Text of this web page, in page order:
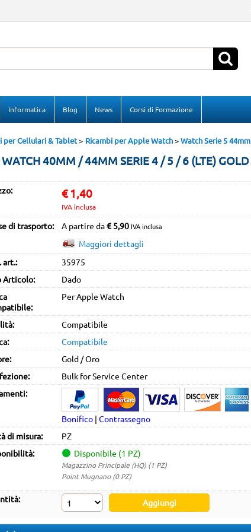
Per completare l'ordine inserisci il
nome utente e la password e poi
clicca sul pulsante "Accedi"
Password:
Hai perso la password?
Informatica Blog News Corsi di Formazione
per Cellulari & Tablet Ricambi per Apple Watch Watch Serie 5 44mm
40MM / 44MM SERIE 4 / 5 / 6 (LTE) GOLD
€1,40
IVA inclusa
di trasporto: A partire da€ 5,90 IVA inclusa
Maggiori dettagli
art.:
35975
Articolo:
Dado
Per Apple Watch
Compatibile
Compatibile
Gold / Oro
Bulk for Service Center
Bonifico | Contrassegno
di misura:
PZ
Disponibile (1 PZ)
Magazzino Principale (HQ) (1 PZ)
Point Mugnano (0 PZ)